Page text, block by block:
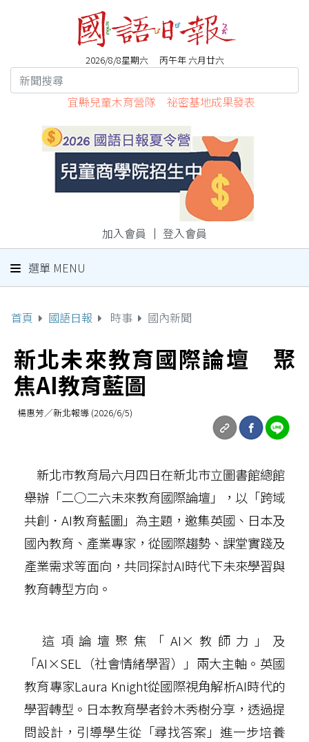
2026/8/8星期六 丙午年 六月廿六
宜縣兒童木育營隊 祕密基地成果發表
加入會員 ｜ 登入會員
選單 MENU
首頁 國語日報 時事 國內新聞
新北未來教育國際論壇 聚
焦AI教育藍圖
楊惠芳／新北報導 (2026/6/5)
新北市教育局六月四日在新北市立圖書館總館
舉辦「二○二六未來教育國際論壇」，以「跨域
共創．AI教育藍圖」為主題，邀集英國、日本及
國內教育、產業專家，從國際趨勢、課堂實踐及
產業需求等面向，共同探討AI時代下未來學習與
教育轉型方向。
這項論壇聚焦「AI×教師力」及
「AI×SEL（社會情緒學習）」兩大主軸。英國
教育專家Laura Knight從國際視角解析AI時代的
學習轉型。日本教育學者鈴木秀樹分享，透過提
問設計，引導學生從「尋找答案」進一步培養